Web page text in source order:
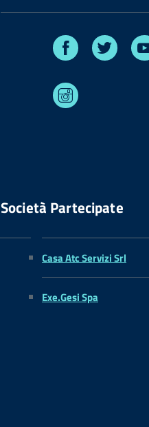
Facebook
Società Partecipate
Casa Atc Servizi Srl
Exe.Gesi Spa